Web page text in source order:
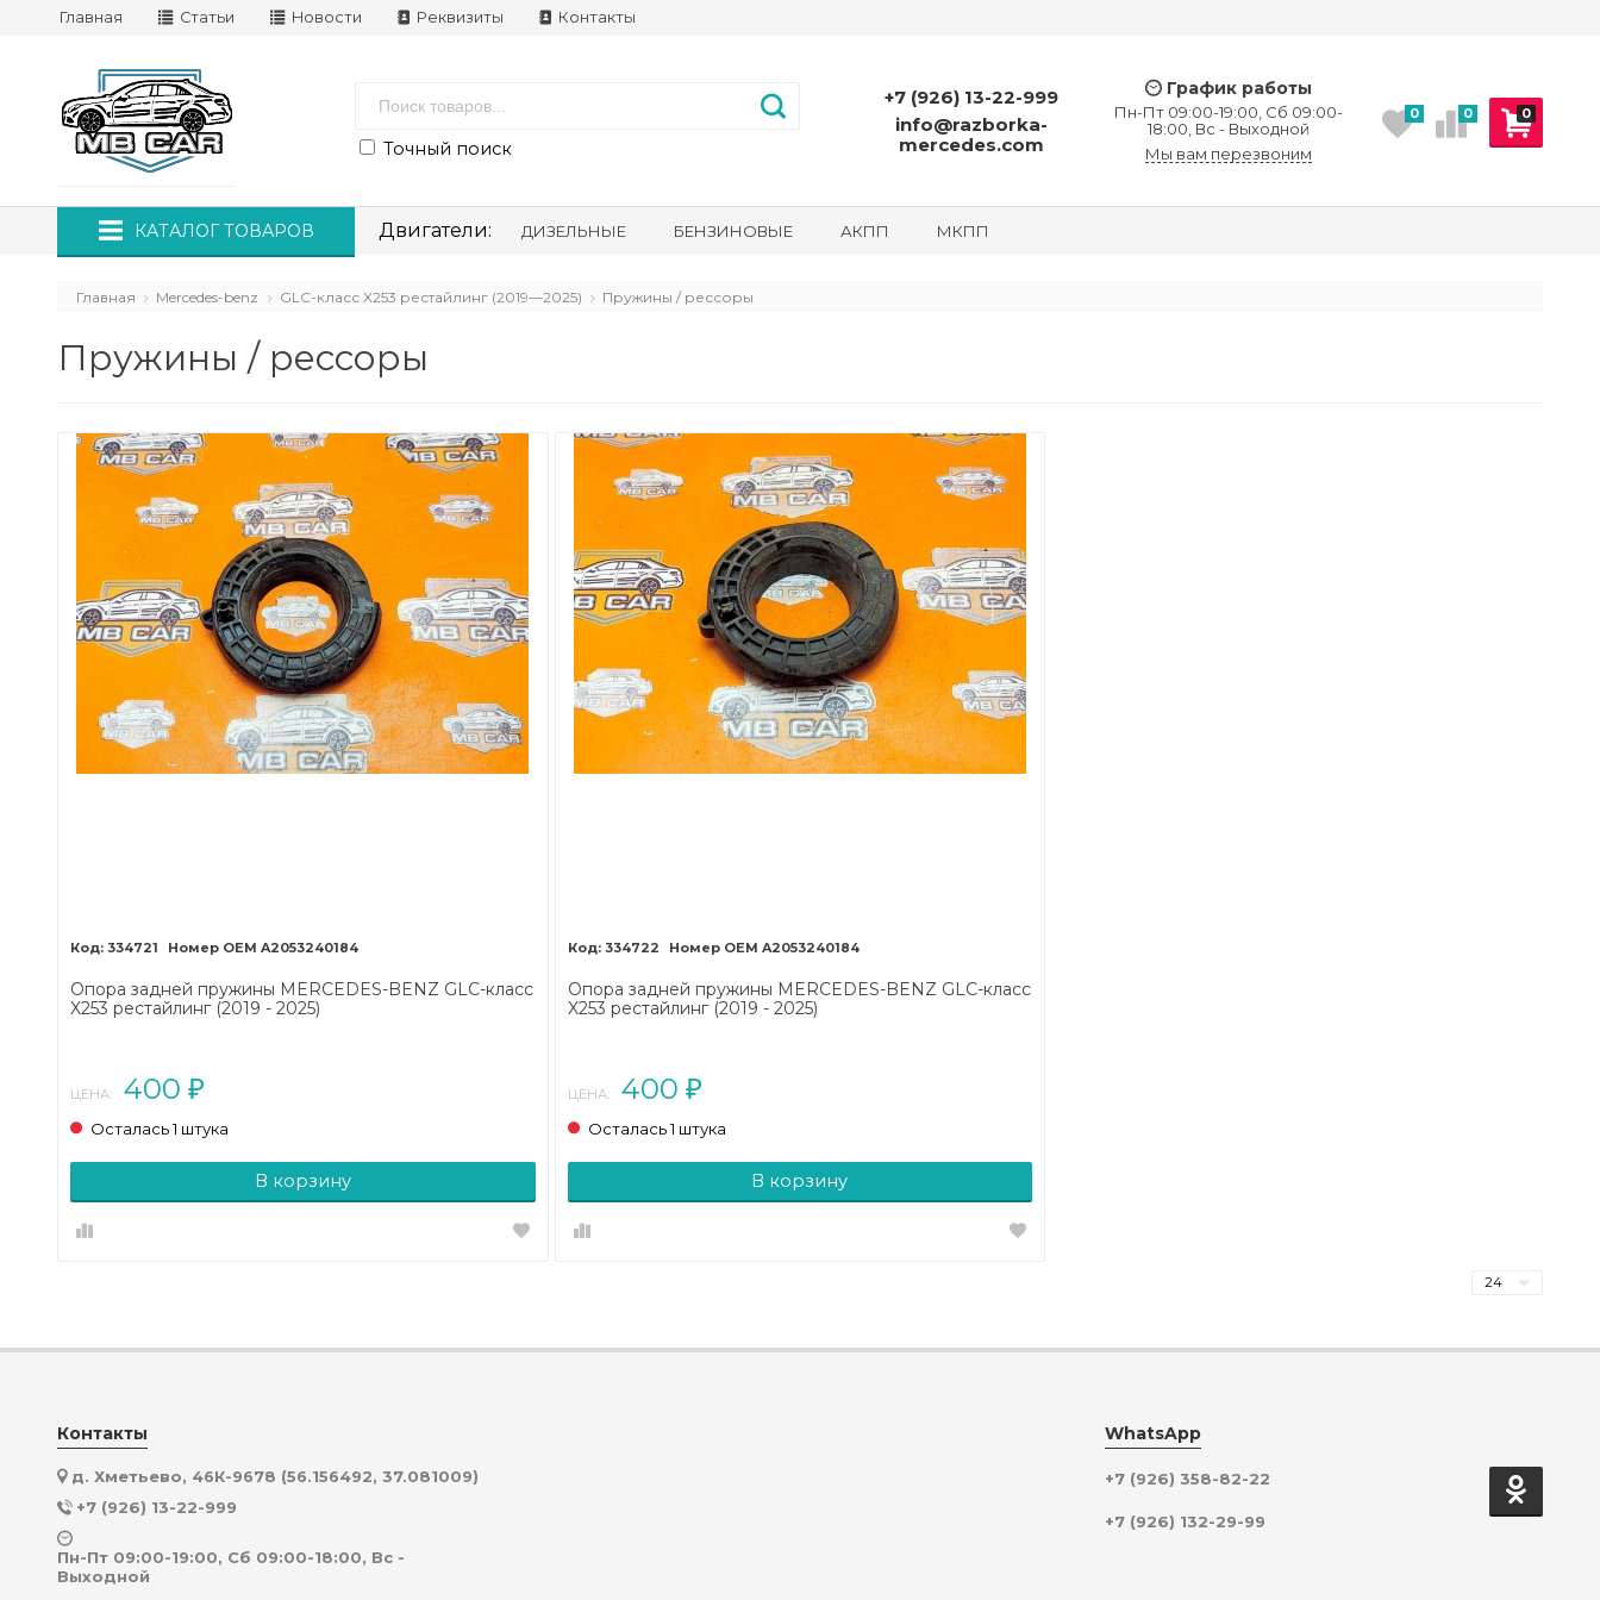
Главная Статьи Новости Реквизиты Контакты
Точный поиск
+7 (926) 13-22-999
info@razborka-
mercedes.com
График работы
Пн-Пт 09:00-19:00, Сб 09:00-
18:00, Вс - Выходной
Мы вам перезвоним
0
0 0
КАТАЛОГ ТОВАРОВ Двигатели: ДИЗЕЛЬНЫЕ БЕНЗИНОВЫЕ АКПП МКПП
Главная Mercedes-benz GLC-класс X253 рестайлинг (2019—2025) Пружины / рессоры
Пружины / рессоры
334721 A2053240184
Опора задней пружины MERCEDES-BENZ GLC-класс
X253 рестайлинг (2019 - 2025)
ЦЕНА: 400 ₽
Осталась 1 штука
В корзину
334722 A2053240184
Опора задней пружины MERCEDES-BENZ GLC-класс
X253 рестайлинг (2019 - 2025)
ЦЕНА: 400 ₽
Осталась 1 штука
В корзину
Контакты
д. Хметьево, 46К-9678 (56.156492, 37.081009)
+7 (926) 13-22-999
Пн-Пт 09:00-19:00, Сб 09:00-18:00, Вс -
Выходной
WhatsApp
+7 (926) 358-82-22
+7 (926) 132-29-99